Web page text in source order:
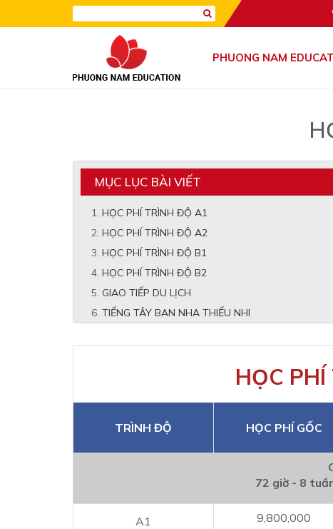
PHUONG NAM
MỤC LỤC BÀI VIẾT
HỌC PHÍ TRÌNH ĐỘ A1
HỌC PHÍ TRÌNH ĐỘ A2
HỌC PHÍ TRÌNH ĐỘ B1
HỌC PHÍ TRÌNH ĐỘ B2
GIAO TIẾP DU LỊCH
TIẾNG TÂY BAN NHA THIẾU NHI
HỌC
TRÌNH ĐỘ HỌC PHÍ GỐC
72 giờ - 8
A1 9,800,000